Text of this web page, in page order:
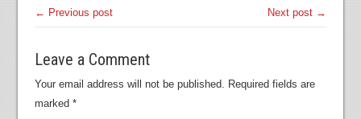
← Previous post Next post →
Leave a Comment
Your email address will not be published.
Required fields are
marked *